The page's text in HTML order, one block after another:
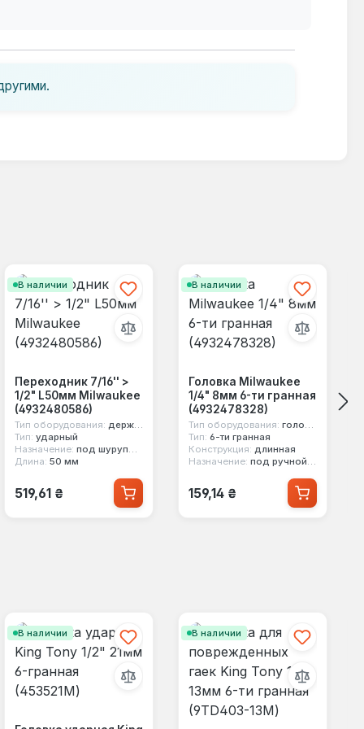
В наличии
Переходник 7/16'' >
1/2" L50мм Milwaukee
(4932480586)
Тип оборудования: держатель насадок
Тип: ударный
Назначение: под шуруповерт
Длина: 50 мм
Обычная цена:
519,61 ₴
В наличии
Головка Milwaukee
1/4" 8мм 6-ти гранная
(4932478328)
Тип оборудования: головка стандартная
Тип: 6-ти гранная
Конструкция: длинная
Назначение: под ручной инструмент
Обычная цена:
159,14 ₴
В наличии В наличии